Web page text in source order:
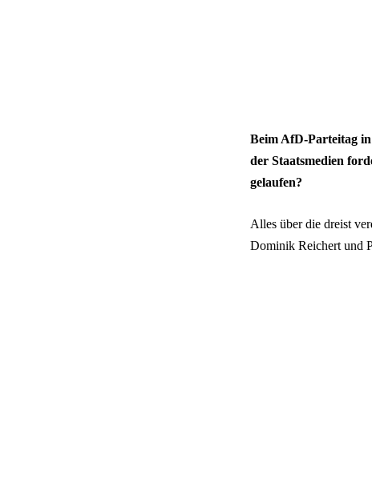
Beim AfD-Parteitag
der Staatsmedien
gelaufen?
Alles über die dreist
Dominik Reichert und